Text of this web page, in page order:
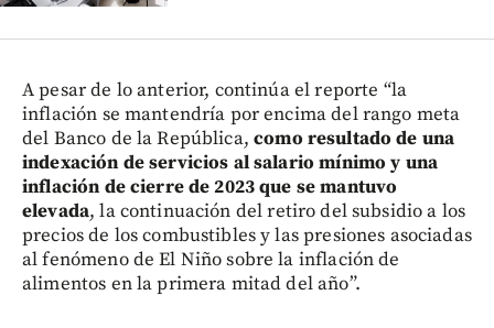
A pesar de lo anterior, continúa el reporte “la
inflación se mantendría por encima del rango meta
del Banco de la República, como resultado de una
indexación de servicios al salario mínimo y una
inflación de cierre de 2023 que se mantuvo
elevada, la continuación del retiro del subsidio a los
precios de los combustibles y las presiones asociadas
al fenómeno de El Niño sobre la inflación de
alimentos en la primera mitad del año”.